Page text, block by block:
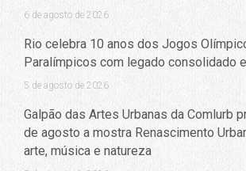
6 de agosto de 2026
Rio celebra 10 anos dos Jogos
Paralímpicos com legado consolidado
5 de agosto de 2026
Galpão das Artes Urbanas da Comlurb
de agosto a mostra Renascimento
arte, música e natureza